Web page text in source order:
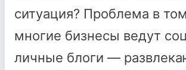
ситуация? Проблема в
многие бизнесы ведут
личные блоги —